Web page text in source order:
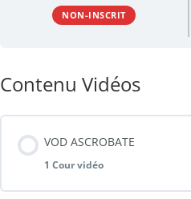
NON-INSCRIT
Contenu Vidéos
VOD ASCROBATE
1 Cour vidéo